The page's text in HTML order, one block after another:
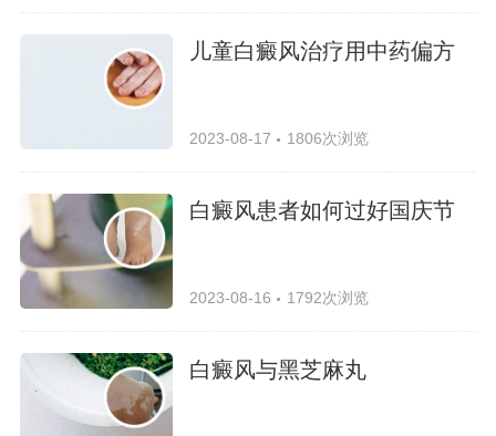
儿童白癜风治疗用中药偏方
2023-08-17 1806次浏览
白癜风患者如何过好国庆节
2023-08-16 1792次浏览
白癜风与黑芝麻丸